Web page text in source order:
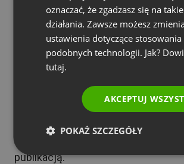
potem zamilknąć na trzy.
Dobry kalendarz redakcyjny
skomplikowany. Wystarczy
możesz tworzyć tygodniowo
jakości, kiedy masz zaplanowane
i jakie formaty chcesz obsługiwać.
być zaplanowane z odpowiednim
żeby nie tworzyć ich w
publikacją.
oznaczać, że zgadzasz się na takie
działania. Zawsze możesz
ustawienia dotyczące
podobnych technologii. Jak?
tutaj.
AKCEPTUJ
POKAŻ SZCZEGÓŁY